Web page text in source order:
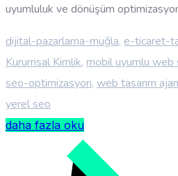
uyumluluk ve dönüşüm
dijital-pazarlama-muğla, e-ticaret-
Kurumsal Kimlik, mobil uyumlu web
seo-optimizasyon, web tasarım
yerel seo
daha fazla oku